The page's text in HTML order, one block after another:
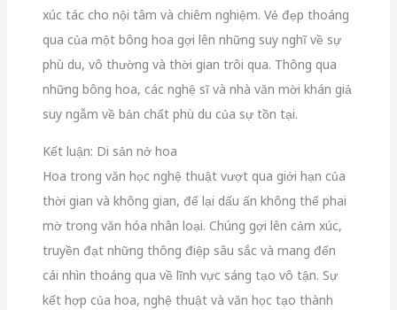
xúc tác cho nội tâm và chiêm nghiệm. Vẻ đẹp thoáng
qua của một bông hoa gợi lên những suy nghĩ về sự
phù du, vô thường và thời gian trôi qua. Thông qua
những bông hoa, các nghệ sĩ và nhà văn mời khán giả
suy ngẫm về bản chất phù du của sự tồn tại.
Kết luận: Di sản nở hoa
Hoa trong văn học nghệ thuật vượt qua giới hạn của
thời gian và không gian, để lại dấu ấn không thể phai
mờ trong văn hóa nhân loại. Chúng gợi lên cảm xúc,
truyền đạt những thông điệp sâu sắc và mang đến
cái nhìn thoáng qua về lĩnh vực sáng tạo vô tận. Sự
kết hợp của hoa, nghệ thuật và văn học tạo thành